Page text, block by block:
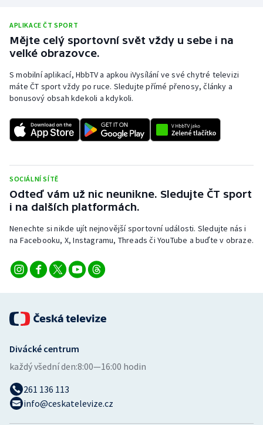
APLIKACE ČT SPORT
Mějte celý sportovní svět vždy u sebe i na
velké obrazovce.
S mobilní aplikací, HbbTV a apkou iVysílání ve své chytré televizi
máte ČT sport vždy po ruce. Sledujte přímé přenosy, články a
bonusový obsah kdekoli a kdykoli.
SOCIÁLNÍ SÍTĚ
Odteď vám už nic neunikne. Sledujte ČT sport
i na dalších platformách.
Nenechte si nikde ujít nejnovější sportovní události. Sledujte nás i
na Facebooku, X, Instagramu, Threads či YouTube a buďte v obraze.
Divácké centrum
každý všední den:8:00—16:00 hodin
261 136 113
info@ceskatelevize.cz